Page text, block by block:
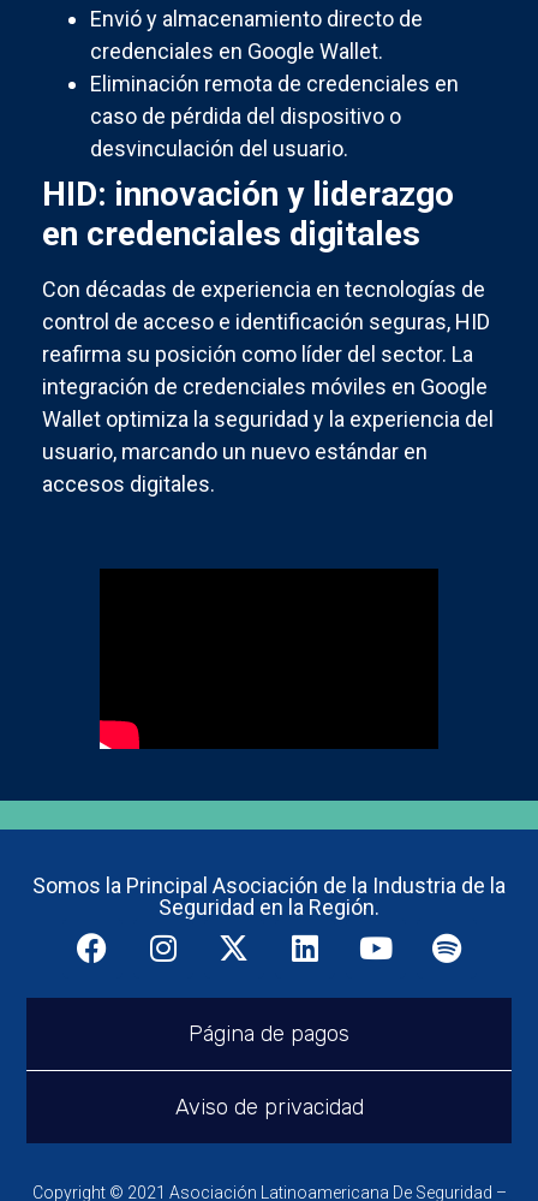
Envió y almacenamiento directo de
credenciales en Google Wallet.
Eliminación remota de credenciales en
caso de pérdida del dispositivo o
desvinculación del usuario.
HID: innovación y liderazgo
en credenciales digitales
Con décadas de experiencia en tecnologías de
control de acceso e identificación seguras, HID
reafirma su posición como líder del sector. La
integración de credenciales móviles en Google
Wallet optimiza la seguridad y la experiencia del
usuario, marcando un nuevo estándar en
accesos digitales.
Somos la Principal Asociación de la Industria de la
Seguridad en la Región.
Página de pagos
Aviso de privacidad
Copyright © 2021 Asociación Latinoamericana De Seguridad –